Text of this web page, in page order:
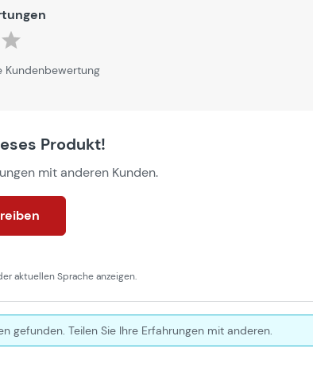
Bewertung von 0 von 5 Sternen
Kundenbewertung
Produkt!
mit anderen Kunden.
aktuellen Sprache anzeigen.
gefunden. Teilen Sie Ihre Erfahrungen mit anderen.